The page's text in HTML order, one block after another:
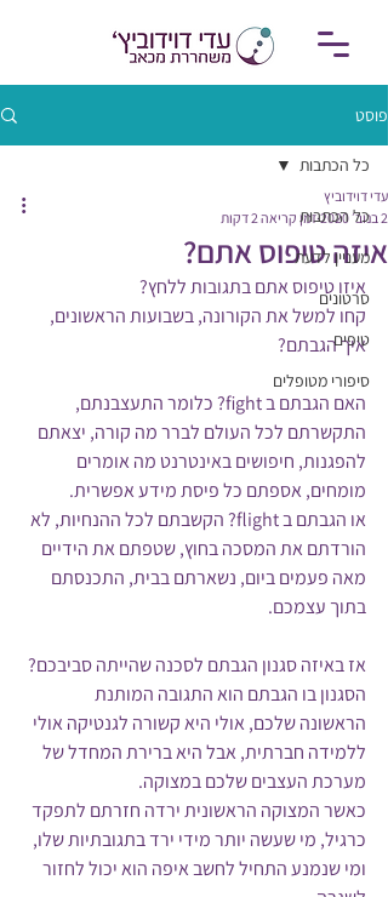
פוסט
כל הכתבות
מעניין לדעת
סרטונים
טיפים
סיפורי מטופלים
כל הכתבות
איזה טיפוס אתם?
עדי דוידוביץ
2 בנוב׳ 2020
זמן קריאה 2 דקות
איזו טיפוס אתם בתגובות ללחץ?
קחו למשל את הקורונה, בשבועות הראשונים,
איך הגבתם?
האם הגבתם ב fight? כלומר התעצבנתם,
התקשרתם לכל העולם לברר מה קורה, יצאתם
להפגנות, חיפושים באינטרנט מה אומרים
מומחים, אספתם כל פיסת מידע אפשרית.
או הגבתם ב flight? הקשבתם לכל ההנחיות, לא
הורדתם את המסכה בחוץ, שטפתם את הידיים
מאה פעמים ביום, נשארתם בבית, התכנסתם
בתוך עצמכם.
אז באיזה סגנון הגבתם לסכנה שהייתה סביבכם?
הסגנון בו הגבתם הוא התגובה המותנת
הראשונה שלכם, אולי היא קשורה לגנטיקה אולי
ללמידה חברתית, אבל היא ברירת המחדל של
מערכת העצבים שלכם במצוקה.
כאשר המצוקה הראשונית ירדה חזרתם לתפקד
כרגיל, מי שעשה יותר מידי ירד בתגובתיות שלו,
ומי שנמנע התחיל לחשב איפה הוא יכול לחזור